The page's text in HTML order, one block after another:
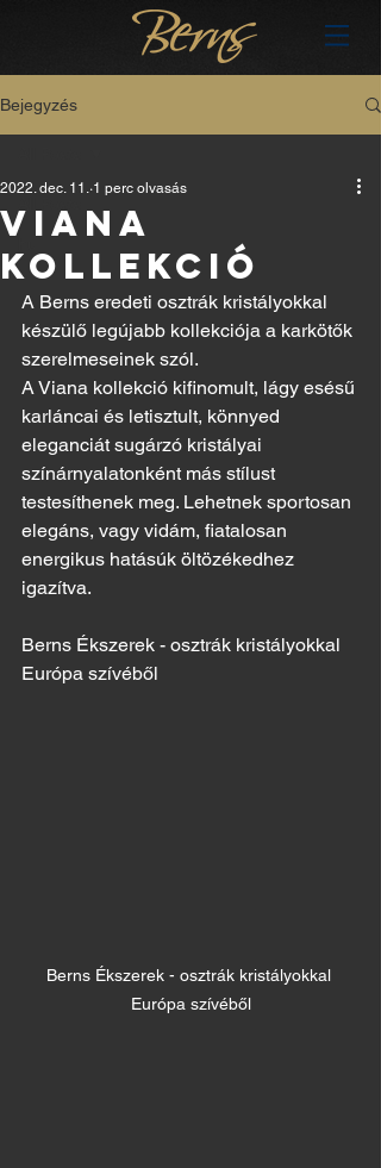
Bejegyzés
VIANA
KOLLEKCIÓ
2022. dec. 11. 1 perc olvasás
A Berns eredeti osztrák kristályokkal
készülő legújabb kollekciója a karkötők
szerelmeseinek szól.
A Viana kollekció kifinomult, lágy esésű
karláncai és letisztult, könnyed
eleganciát sugárzó kristályai
színárnyalatonként más stílust
testesíthenek meg. Lehetnek sportosan
elegáns, vagy vidám, fiatalosan
energikus hatásúk öltözékedhez
igazítva.
Berns Ékszerek - osztrák kristályokkal
Európa szívéből
Berns Ékszerek - osztrák kristályokkal
Európa szívéből